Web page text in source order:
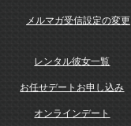
メルマガ受信設定の変更
レンタル彼女一覧
お任せデートお申し込み
オンラインデート